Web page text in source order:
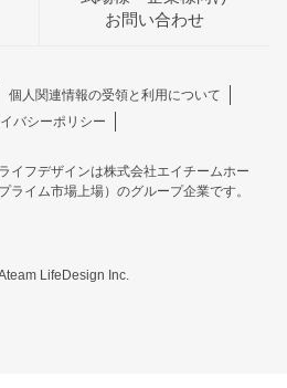
お問い合わせ
個人関連情報の受領と利用について
バシーポリシー
イフデザインは株式会社エイチームホー
ライム市場上場）のグループ企業です。
LifeDesign Inc.